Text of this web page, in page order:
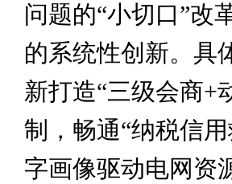
问题的“小切口”改
的系统性创新。具
新打造“三级会商+
制，畅通“纳税信
字画像驱动电网资